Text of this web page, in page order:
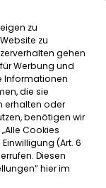
anspringen
undMENÜ
BEIM
zu
zu
gehen
Werbung und
Informationen
die sie
erhalten oder
benötigen wir
Cookies
(Art. 6
Diesen
hier im